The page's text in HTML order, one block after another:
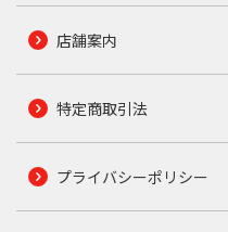
店舗案内
特定商取引法
プライバシーポリシー